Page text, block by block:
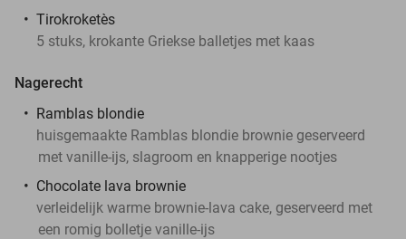
Tirokroketès
5 stuks, krokante Griekse balletjes met kaas
Nagerecht
Ramblas blondie
huisgemaakte Ramblas blondie brownie geserveerd
met vanille-ijs, slagroom en knapperige nootjes
Chocolate lava brownie
verleidelijk warme brownie-lava cake, geserveerd met
een romig bolletje vanille-ijs